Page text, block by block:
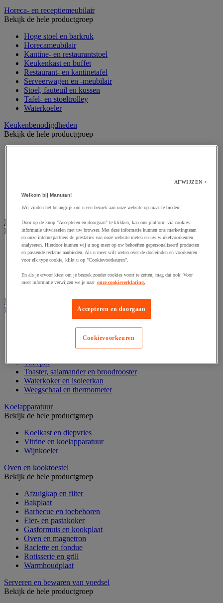
Horeca- en receptiemeubilair
Bekijk de hele productgroep
Hoge stoel en barkruk
Horecameubilair
Kantine- en restaurantstoel
Keukenkast en buffet
Restaurant- en kantinetafel
Serveerwagen en -meubilair
Stoel, fauteuil en kussen
Tafel- en stoeltrolley
Waterkoeler
Keukenbenodigdheden
Bekijk de hele productgroep
Speciaal bord
Steelpan
Klein horeca apparatuur
Bekijk de hele productgroep
Friteuse
Glacerie
Pannenkoekenmaker
Wafelijzer
Klein huishoudelijk apparatuur
Bekijk de hele productgroep
IJs- en sorbetmachine
Theepot
Toaster, salamander en broodrooster
Waterkoker en isoleerkan
Weegschaal en thermometer
Koelapparatuur
Bekijk de hele productgroep
Koelkast en diepvries
Vitrine en koelapparatuur
Wijnkoeler
Oven en kooktoestel
Bekijk de hele productgroep
Afzuigkap en filter
Bakplaat
Barbecue en toebehoren
Eier- en pastakoker
Gasformuis en kookplaat
Oven en magnetron
Raclette en fondue
Rotisserie en grill
Warmhoudplaat
Serveren en bewaren van voedsel
Bekijk de hele productgroep
AFWIJZEN >
Welkom bij Manutan!
Wij vinden het belangrijk om u een bezoek aan onze website op maat te bieden!
Door op de knop "Accepteren en doorgaan" te klikken, kan ons platform via cookies
informatie uitwisselen met uw browser. Met deze informatie kunnen ons marketingteam
en onze internetpartners de prestaties van onze website meten en uw winkelvoorkeuren
analyseren. Hierdoor kunnen wij u nog meer op uw behoeften gepersonaliseerd producten
en passende reclame aanbieden. Als u meer wilt weten over de doeleinden en voorkeuren
voor elk type cookie, klikt u op "Cookievoorkeuren".
En als je ervoor kiest om je bezoek zonder cookies voort te zetten, mag dat ook! Voor
meer informatie verwijzen we je naar onze cookieverklaring.
Accepteren en doorgaan
Cookievoorkeuren